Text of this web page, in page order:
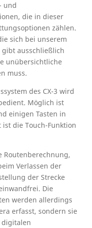
und
die in dieser
zählen.
sich bei unserem
ausschließlich
unübersichtliche
muss.
des CX-3 wird
Möglich ist
einigen Tasten in
die Touch-Funktion
Routenberechnung,
Verlassen der
der Strecke
Die
werden allerdings
erfasst, sondern sie
digitalen